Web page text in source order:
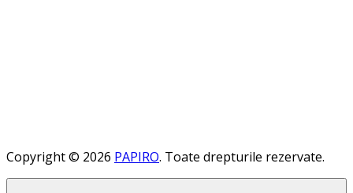
Copyright © 2026 PAPIRO. Toate drepturile rezervate.